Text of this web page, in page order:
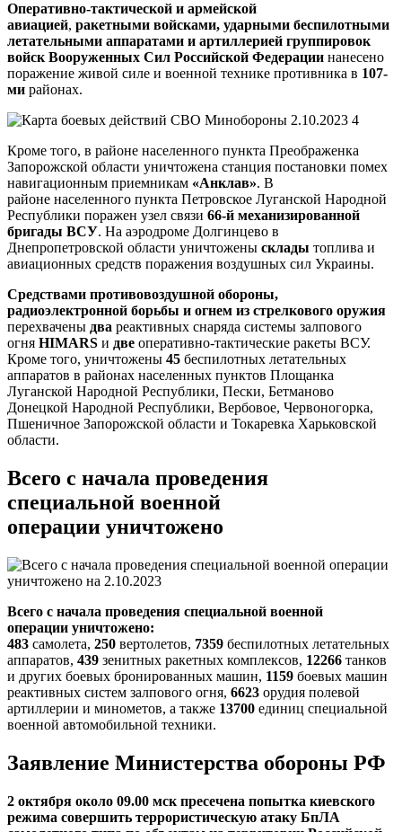
Оперативно-тактической и армейской
авиацией, ракетными войсками, ударными беспилотными
летательными аппаратами и артиллерией группировок
войск Вооруженных Сил Российской Федерации нанесено
поражение живой силе и военной технике противника в 107-
ми районах.
Кроме того, в районе населенного пункта Преображенка
Запорожской области уничтожена станция постановки помех
навигационным приемникам «Анклав». В
районе населенного пункта Петровское Луганской Народной
Республики поражен узел связи 66-й механизированной
бригады ВСУ. На аэродроме Долгинцево в
Днепропетровской области уничтожены склады топлива и
авиационных средств поражения воздушных сил Украины.
Средствами противовоздушной обороны,
радиоэлектронной борьбы и огнем из стрелкового оружия
перехвачены два реактивных снаряда системы залпового
огня HIMARS и две оперативно-тактические ракеты ВСУ.
Кроме того, уничтожены 45 беспилотных летательных
аппаратов в районах населенных пунктов Площанка
Луганской Народной Республики, Пески, Бетманово
Донецкой Народной Республики, Вербовое, Червоногорка,
Пшеничное Запорожской области и Токаревка Харьковской
области.
Всего с начала проведения
специальной военной
операции уничтожено
Всего с начала проведения специальной военной
операции уничтожено:
483 самолета, 250 вертолетов, 7359 беспилотных летательных
аппаратов, 439 зенитных ракетных комплексов, 12266 танков
и других боевых бронированных машин, 1159 боевых машин
реактивных систем залпового огня, 6623 орудия полевой
артиллерии и минометов, а также 13700 единиц специальной
военной автомобильной техники.
Заявление Министерства обороны РФ
2 октября около 09.00 мск пресечена попытка киевского
режима совершить террористическую атаку БпЛА